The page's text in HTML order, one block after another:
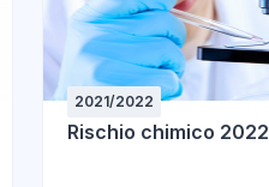
2021/2022
Rischio chimico 2022